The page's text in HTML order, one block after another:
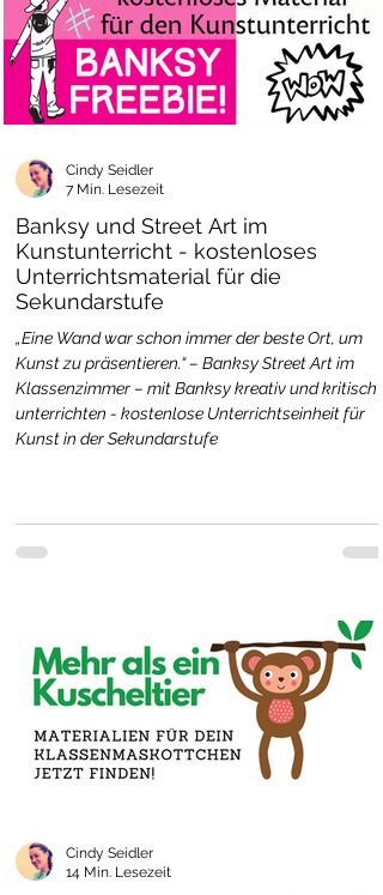
Banksy und Street Art im
Kunstunterricht - kostenloses
Unterrichtsmaterial für die
Sekundarstufe
„Eine Wand war schon immer der beste Ort, um
Kunst zu präsentieren.“ – Banksy Street Art im
Klassenzimmer – mit Banksy kreativ und kritisch
unterrichten - kostenlose Unterrichtseinheit für
Kunst in der Sekundarstufe
Cindy Seidler
7 Min. Lesezeit
Cindy Seidler
14 Min. Lesezeit